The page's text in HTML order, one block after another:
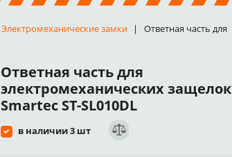
Электромеханические замки
Ответная часть для
Ответная часть для
электромеханических защелок
Smartec ST-SL010DL
в наличии 3 шт